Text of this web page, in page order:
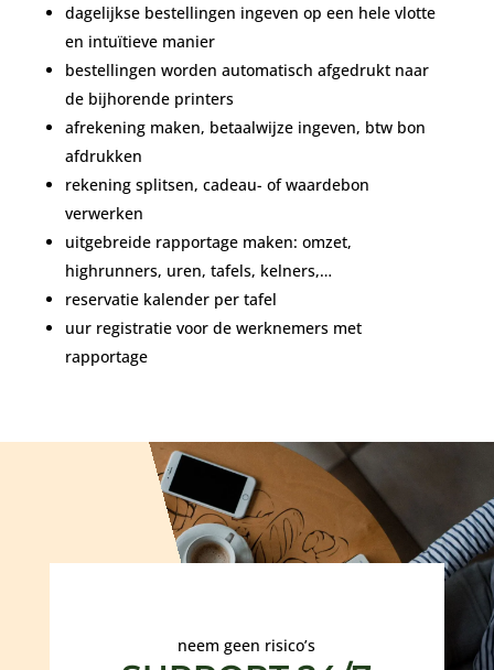
dagelijkse bestellingen ingeven op een hele vlotte
en intuïtieve manier
bestellingen worden automatisch afgedrukt naar
de bijhorende printers
afrekening maken, betaalwijze ingeven, btw bon
afdrukken
rekening splitsen, cadeau- of waardebon
verwerken
uitgebreide rapportage maken: omzet,
highrunners, uren, tafels, kelners,…
reservatie kalender per tafel
uur registratie voor de werknemers met
rapportage
neem geen risico’s